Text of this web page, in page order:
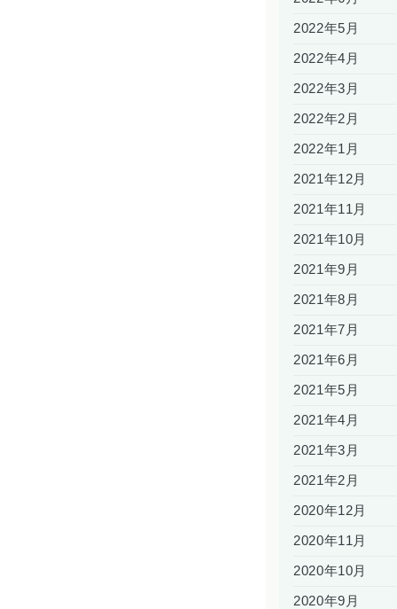
2022年5月
2022年4月
2022年3月
2022年2月
2022年1月
2021年12月
2021年11月
2021年10月
2021年9月
2021年8月
2021年7月
2021年6月
2021年5月
2021年4月
2021年3月
2021年2月
2020年12月
2020年11月
2020年10月
2020年9月